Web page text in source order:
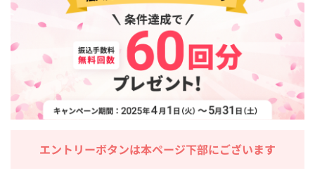
エントリーボタンは本ページ下部にございます